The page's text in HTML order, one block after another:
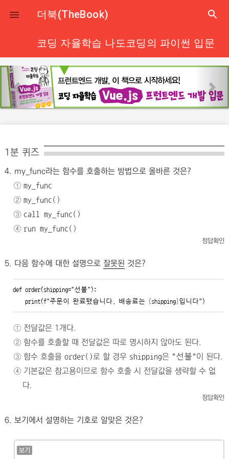
close
 더북(TheBook) search
코딩 자율학습 나도코딩의 파이썬 입문
p
r
e
u
s
e
x
1분 퀴즈
4. my_func라는 함수를 호출하는 방법으로 올바른 것은?
① my_func
② my_func()
③ call my_func()
④ run my_func()
정답확인
5. 다음 함수에 대한 설명으로 잘못된 것은?
def order(shipping="선불" ):
    print(
f"주문이 완료됐습니다. 배송료는 { shipping}입니다" )
① 전달값은 1개다.
② 함수를 호출할 때 전달값은 따로 명시하지 않아도 된다.
③ 함수 호출을 order()로 할 경우 shipping은 "선불"이 된다.
④ 기본값은 참고용이므로 함수 호출 시 전달값을 생략할 수 없
다.
정답확인
6. 보기에서 설명하는 기호로 알맞은 것은?
보기